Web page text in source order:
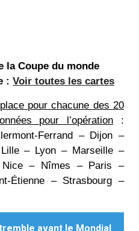
la Coupe du monde
: Voir toutes les cartes
pour chacune des 20
pour l’opération :
Ferrand – Dijon –
– Lyon – Marseille –
Nice – Nîmes – Paris –
Étienne – Strasbourg –
avant le Mondial